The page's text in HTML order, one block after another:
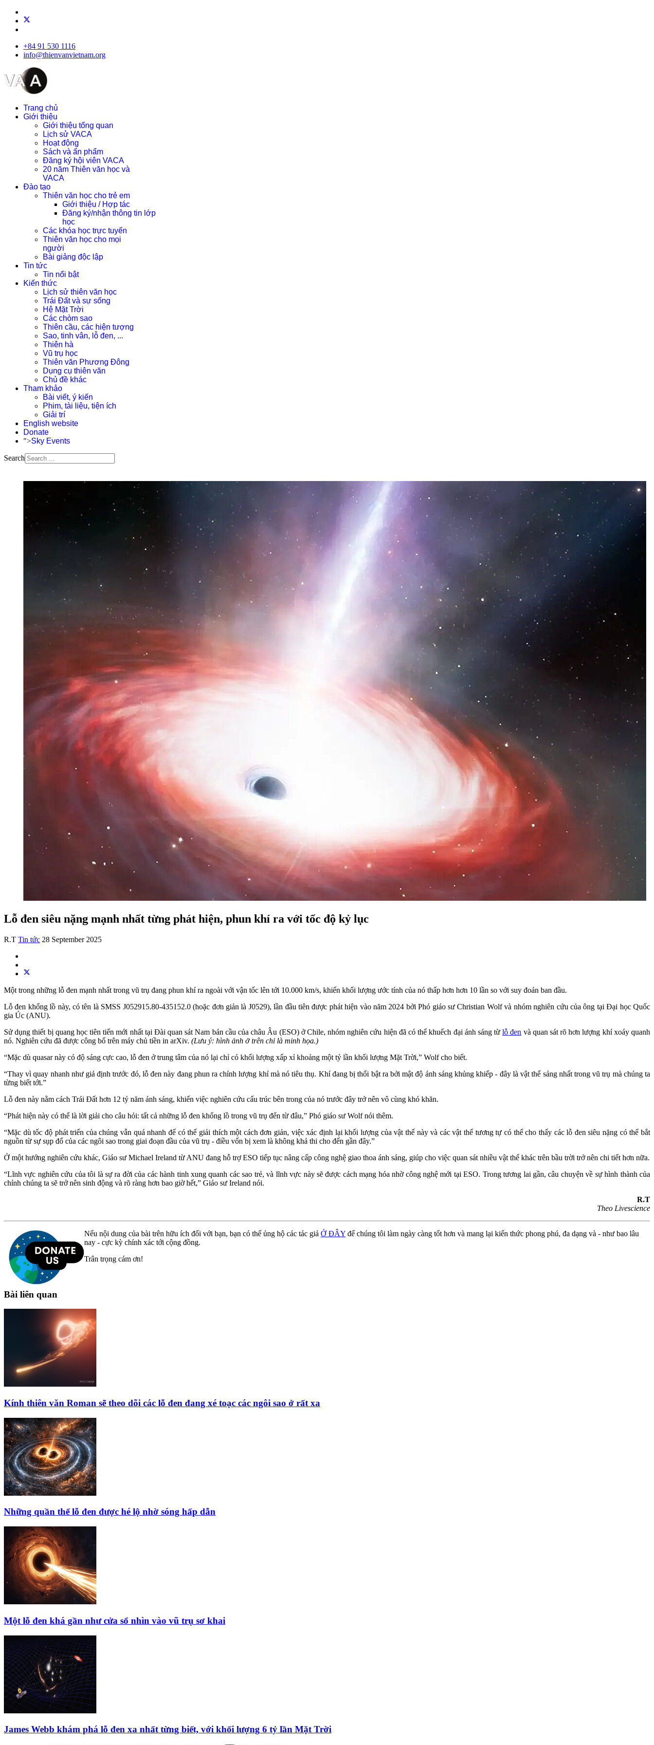
+84 91 530 1116
info@thienvanvietnam.org
Trang chủ
Giới thiệu
Giới thiệu tổng quan
Lịch sử VACA
Hoạt động
Sách và ấn phẩm
Đăng ký hội viên VACA
20 năm Thiên văn học và
VACA
Đào tạo
Thiên văn học cho trẻ em
Giới thiệu / Hợp tác
Đăng ký/nhận thông tin lớp
học
Các khóa học trực tuyến
Thiên văn học cho mọi
người
Bài giảng độc lập
Tin tức
Tin nổi bật
Kiến thức
Lịch sử thiên văn học
Trái Đất và sự sống
Hệ Mặt Trời
Các chòm sao
Thiên cầu, các hiện tượng
Sao, tinh vân, lỗ đen, ...
Thiên hà
Vũ trụ học
Thiên văn Phương Đông
Dụng cụ thiên văn
Chủ đề khác
Tham khảo
Bài viết, ý kiến
Phim, tài liệu, tiện ích
Giải trí
English website
Donate
">Sky Events
Search
Lỗ đen siêu nặng mạnh nhất từng phát hiện, phun khí ra với tốc độ kỷ lục
R.T Tin tức 28 September 2025
Một trong những lỗ đen mạnh nhất trong vũ trụ đang phun khí ra ngoài với vận tốc lên tới 10.000 km/s, khiến khối lượng ước tính của nó thấp hơn hơn 10 lần so với suy đoán ban đầu.
Lỗ đen khổng lồ này, có tên là SMSS J052915.80-435152.0 (hoặc đơn giản là J0529), lần đầu tiên được phát hiện vào năm 2024 bởi Phó giáo sư Christian Wolf và nhóm nghiên cứu của ông tại Đại học Quốc
gia Úc (ANU).
Sử dụng thiết bị quang học tiên tiến mới nhất tại Đài quan sát Nam bán cầu của châu Âu (ESO) ở Chile, nhóm nghiên cứu hiện đã có thể khuếch đại ánh sáng từlỗ đen và quan sát rõ hơn lượng khí xoáy quanh
nó. Nghiên cứu đã được công bố trên máy chủ tiền in arXiv. (Lưu ý: hình ảnh ở trên chỉ là minh họa.)
“Mặc dù quasar này có độ sáng cực cao, lỗ đen ở trung tâm của nó lại chỉ có khối lượng xấp xỉ khoảng một tỷ lần khối lượng Mặt Trời,” Wolf cho biết.
“Thay vì quay nhanh như giả định trước đó, lỗ đen này đang phun ra chính lượng khí mà nó tiêu thụ. Khí đang bị thổi bật ra bởi mật độ ánh sáng khủng khiếp - đây là vật thể sáng nhất trong vũ trụ mà chúng ta
từng biết tới.”
Lỗ đen này nằm cách Trái Đất hơn 12 tỷ năm ánh sáng, khiến việc nghiên cứu cấu trúc bên trong của nó trước đây trở nên vô cùng khó khăn.
“Phát hiện này có thể là lời giải cho câu hỏi: tất cả những lỗ đen khổng lồ trong vũ trụ đến từ đâu,” Phó giáo sư Wolf nói thêm.
“Mặc dù tốc độ phát triển của chúng vẫn quá nhanh để có thể giải thích một cách đơn giản, việc xác định lại khối lượng của vật thể này và các vật thể tương tự có thể cho thấy các lỗ đen siêu nặng có thể bắt
nguồn từ sự sụp đổ của các ngôi sao trong giai đoạn đầu của vũ trụ - điều vốn bị xem là không khả thi cho đến gần đây.”
Ở một hướng nghiên cứu khác, Giáo sư Michael Ireland từ ANU đang hỗ trợ ESO tiếp tục nâng cấp công nghệ giao thoa ánh sáng, giúp cho việc quan sát nhiều vật thể khác trên bầu trời trở nên chi tiết hơn nữa.
“Lĩnh vực nghiên cứu của tôi là sự ra đời của các hành tinh xung quanh các sao trẻ, và lĩnh vực này sẽ được cách mạng hóa nhờ công nghệ mới tại ESO. Trong tương lai gần, câu chuyện về sự hình thành của
chính chúng ta sẽ trở nên sinh động và rõ ràng hơn bao giờ hết,” Giáo sư Ireland nói.
R.T
Theo Livescience
Nếu nội dung của bài trên hữu ích đối với bạn, bạn có thể ủng hộ các tác giả Ở ĐÂY để chúng tôi làm ngày càng tốt hơn và mang lại kiến thức phong phú, đa dạng và - như bao lâu
nay - cực kỳ chính xác tới cộng đồng.
Trân trọng cám ơn!
Bài liên quan
Kính thiên văn Roman sẽ theo dõi các lỗ đen đang xé toạc các ngôi sao ở rất xa
Những quần thể lỗ đen được hé lộ nhờ sóng hấp dẫn
Một lỗ đen khá gần như cửa sổ nhìn vào vũ trụ sơ khai
James Webb khám phá lỗ đen xa nhất từng biết, với khối lượng 6 tỷ lần Mặt Trời